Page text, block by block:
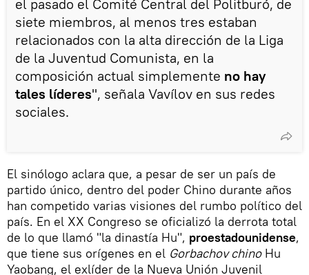
el pasado el Comité Central del Politburó, de
siete miembros, al menos tres estaban
relacionados con la alta dirección de la Liga
de la Juventud Comunista, en la
composición actual simplemente no hay
tales líderes", señala Vavílov en sus redes
sociales.
El sinólogo aclara que, a pesar de ser un país de
partido único, dentro del poder Chino durante años
han competido varias visiones del rumbo político del
país. En el XX Congreso se oficializó la derrota total
de lo que llamó "la dinastía Hu", proestadounidense,
que tiene sus orígenes en el Gorbachov chinoHu
Yaobang, el exlíder de la Nueva Unión Juvenil